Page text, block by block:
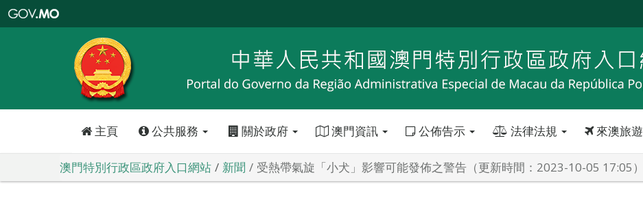
特
政
區
政
口
主頁 公共服務 關於政府 澳門資訊 公佈告示 法律法規 來澳旅遊
澳門特別行政區政府入口網站 新聞 受熱帶氣旋「小犬」影響可能發佈之警告（更新時間：2023-10-05 17:05）